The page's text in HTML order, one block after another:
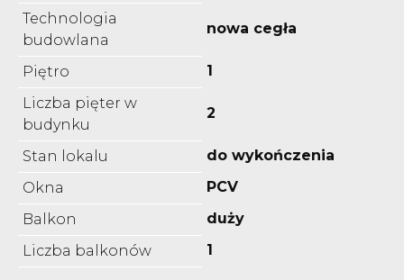
Technologia
budowlana
nowa cegła
Piętro
1
Liczba pięter w
budynku
2
Stan lokalu
do wykończenia
Okna
PCV
Balkon
duży
Liczba balkonów
1